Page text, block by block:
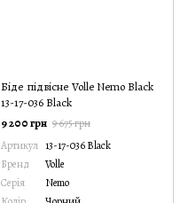
Біде підвісне Volle Nemo Black
13-17-036 Black
9 200 грн 9 675 грн
Артикул 13-17-036 Black
Бренд
Volle
Серія
Nemo